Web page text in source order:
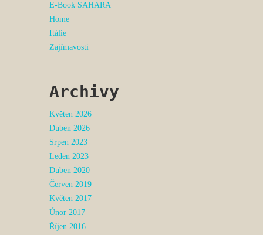
E-Book SAHARA
Home
Itálie
Zajímavosti
Archivy
Květen 2026
Duben 2026
Srpen 2023
Leden 2023
Duben 2020
Červen 2019
Květen 2017
Únor 2017
Říjen 2016